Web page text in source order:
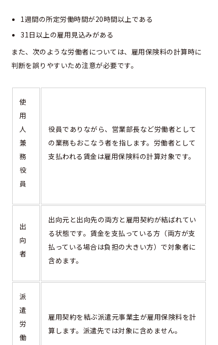
1週間の所定労働時間が20時間以上である
31日以上の雇用見込みがある
また、次のような労働者については、雇用保険料の計算時に
判断を誤りやすいため注意が必要です。
使
用
人
兼
務
役
員
役員でありながら、営業部長など労働者として
の業務もおこなう者を指します。労働者として
支払われる賃金は雇用保険料の計算対象です。
出
向
者
出向元と出向先の両方と雇用契約が結ばれてい
る状態です。賃金を支払っている方（両方が支
払っている場合は負担の大きい方）で対象者に
含めます。
派
遣
労
働
雇用契約を結ぶ派遣元事業主が雇用保険料を計
算します。派遣先では対象に含めません。